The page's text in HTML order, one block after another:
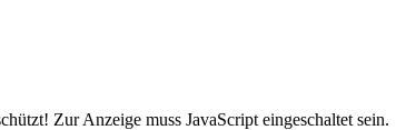
Zur Anzeige muss JavaScript eingeschaltet sein.